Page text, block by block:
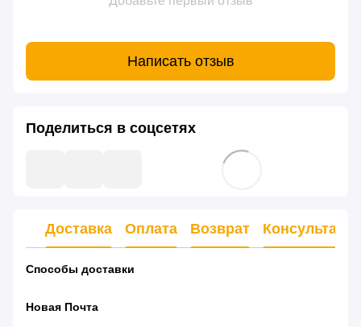
Написать отзыв
Поделиться в соцсетях
Доставка Оплата Возврат
Способы доставки
Новая Почта